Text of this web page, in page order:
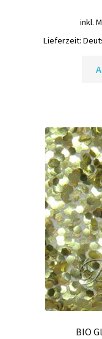
inkl.
Lieferzeit:
BIO